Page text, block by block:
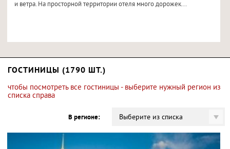
и ветра. На просторной территории отеля много дорожек...
ГОСТИНИЦЫ (1790 ШТ.)
чтобы посмотреть все гостиницы - выберите нужный регион из
списка справа
В регионе: Выберите из списка